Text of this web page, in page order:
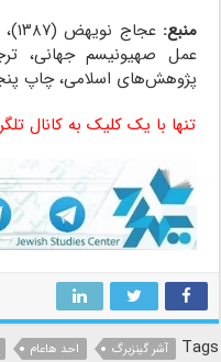
منبع:
عمل صهیونیسم جهانی،
پژوهش‌های اسلامی، چاپ پنجم
تنها با یک کلیک به کانال
Tags آشر گینزبرگ احد هاعام